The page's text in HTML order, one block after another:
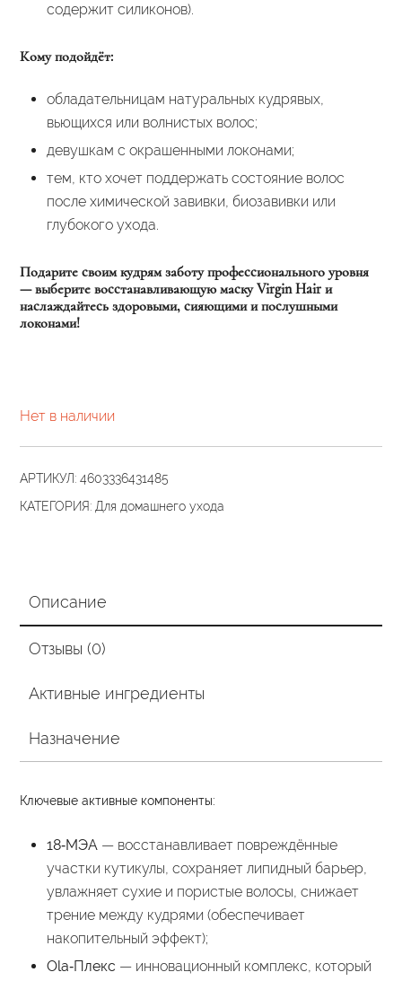
содержит силиконов).
Кому подойдёт:
обладательницам натуральных кудрявых,
вьющихся или волнистых волос;
девушкам с окрашенными локонами;
тем, кто хочет поддержать состояние волос
после химической завивки, биозавивки или
глубокого ухода.
Подарите своим кудрям заботу профессионального уровня
— выберите восстанавливающую маску Virgin Hair и
наслаждайтесь здоровыми, сияющими и послушными
локонами!
Нет в наличии
АРТИКУЛ: 4603336431485
КАТЕГОРИЯ: Для домашнего ухода
Описание
Отзывы (0)
Активные ингредиенты
Назначение
Ключевые активные компоненты:
18‑МЭА— восстанавливает повреждённые
участки кутикулы, сохраняет липидный барьер,
увлажняет сухие и пористые волосы, снижает
трение между кудрями (обеспечивает
накопительный эффект);
Ola‑Плекс — инновационный комплекс, который